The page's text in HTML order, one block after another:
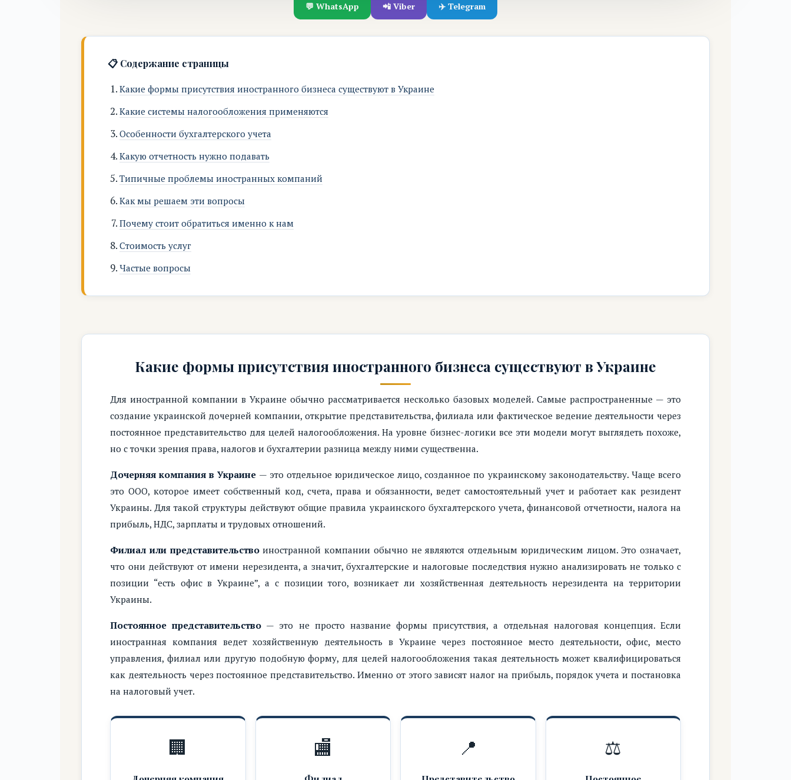
💬 WhatsApp 📲 Viber ✈️ Telegram
📋 Содержание страницы
Какие формы присутствия иностранного бизнеса существуют в Украине
Какие системы налогообложения применяются
Особенности бухгалтерского учета
Какую отчетность нужно подавать
Типичные проблемы иностранных компаний
Как мы решаем эти вопросы
Почему стоит обратиться именно к нам
Стоимость услуг
Частые вопросы
Какие формы присутствия иностранного бизнеса существуют в Украине
Для иностранной компании в Украине обычно рассматривается несколько базовых моделей. Самые распространенные — это
создание украинской дочерней компании, открытие представительства, филиала или фактическое ведение деятельности через
постоянное представительство для целей налогообложения. На уровне бизнес-логики все эти модели могут выглядеть похоже,
но с точки зрения права, налогов и бухгалтерии разница между ними существенна.
Дочерняя компания в Украине — это отдельное юридическое лицо, созданное по украинскому законодательству. Чаще всего
это ООО, которое имеет собственный код, счета, права и обязанности, ведет самостоятельный учет и работает как резидент
Украины. Для такой структуры действуют общие правила украинского бухгалтерского учета, финансовой отчетности, налога на
прибыль, НДС, зарплаты и трудовых отношений.
Филиал или представительствоиностранной компании обычно не являются отдельным юридическим лицом. Это означает,
что они действуют от имени нерезидента, а значит, бухгалтерские и налоговые последствия нужно анализировать не только с
позиции “есть офис в Украине”, а с позиции того, возникает ли хозяйственная деятельность нерезидента на территории
Украины.
Постоянное представительство — это не просто название формы присутствия, а отдельная налоговая концепция. Если
иностранная компания ведет хозяйственную деятельность в Украине через постоянное место деятельности, офис, место
управления, филиал или другую подобную форму, для целей налогообложения такая деятельность может квалифицироваться
как деятельность через постоянное представительство. Именно от этого зависят налог на прибыль, порядок учета и постановка
на налоговый учет.
🏢 🏬 📍 ⚖️